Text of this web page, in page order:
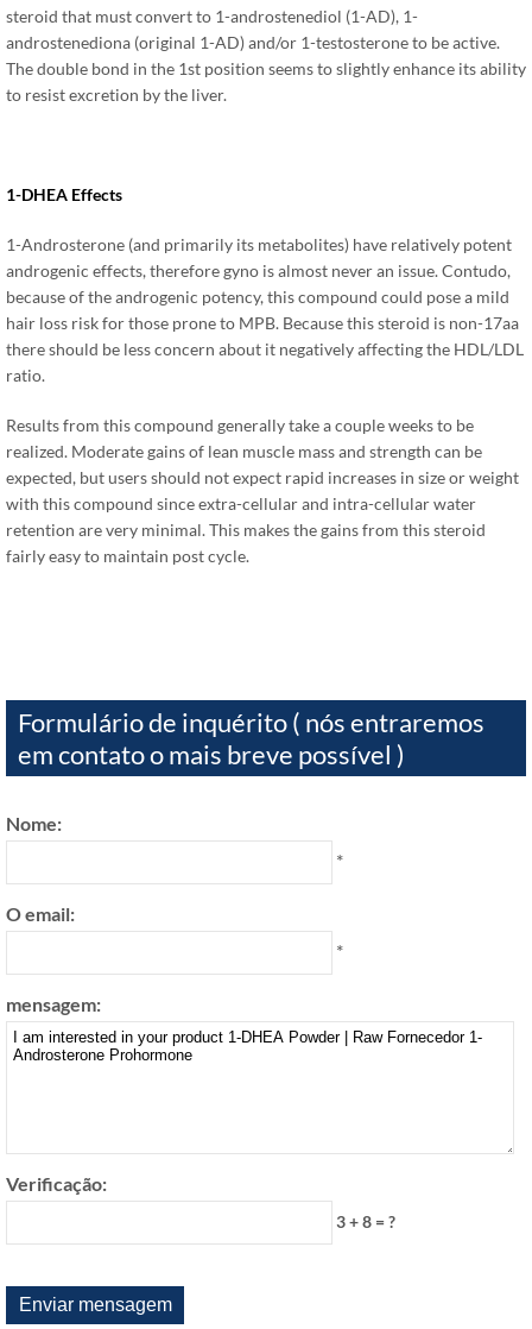
steroid that must convert to 1-androstenediol (1-AD), 1-
androstenediona (original 1-AD)and/or 1-testosterone to be active.
The double bond in the 1st position seems to slightly enhance its ability
to resist excretion by the liver.
1-DHEA Effects
1-Androsterone (and primarily its metabolites) have relatively potent
androgenic effects,therefore gyno is almost never an issue. Contudo,
because of the androgenic potency,this compound could pose a mild
hair loss risk for those prone to MPB. Because this steroid is non-17aa
there should be less concern about it negatively affecting the HDL/LDL
ratio.
Results from this compound generally take a couple weeks to be
realized. Moderate gains of lean muscle mass and strength can be
expected, but users should not expect rapid increases in size or weight
with this compound since extra-cellular and intra-cellular water
retention are very minimal.This makes the gains from this steroid
fairly easy to maintain post cycle.
Formulário de inquérito ( nós entraremos
em contato o mais breve possível )
Nome:
*
O email:
*
mensagem:
Verificação:
3 + 8 = ?